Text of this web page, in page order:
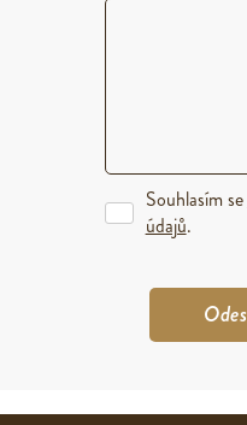
Souhlasím se
údajů.